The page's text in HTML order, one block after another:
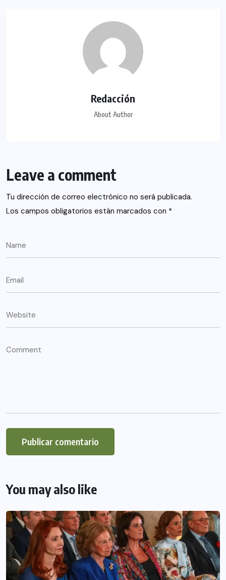
Redacción
About Author
Leave a comment
Tu dirección de correo electrónico no será publicada.
Los campos obligatorios están marcados con *
You may also like